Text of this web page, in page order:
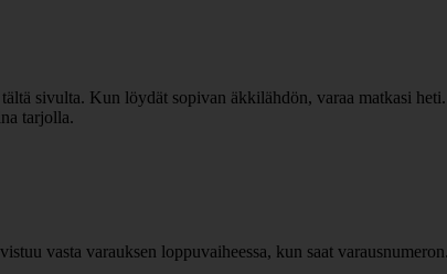
sivulta. Kun löydät sopivan äkkilähdön, varaa matkasi
tarjolla.
vasta varauksen loppuvaiheessa, kun saat varausnumeron.